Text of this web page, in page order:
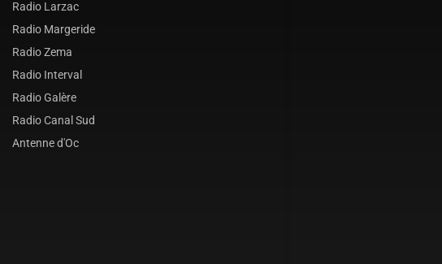
Radio Larzac
Radio Margeride
Radio Zema
Radio Interval
Radio Galère
Radio Canal Sud
Antenne d'Oc